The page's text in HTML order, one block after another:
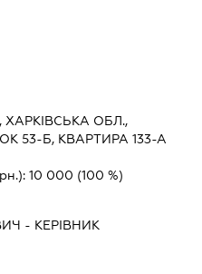
ХАРКІВСЬКА ОБЛ.,
53-Б, КВАРТИРА 133-А
10 000 (100 %)
- КЕРІВНИК